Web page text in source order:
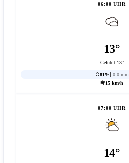
06:00 UHR
13°
Gefühlt 13°
81%
0.0 mm
15 km/h
07:00 UHR
14°